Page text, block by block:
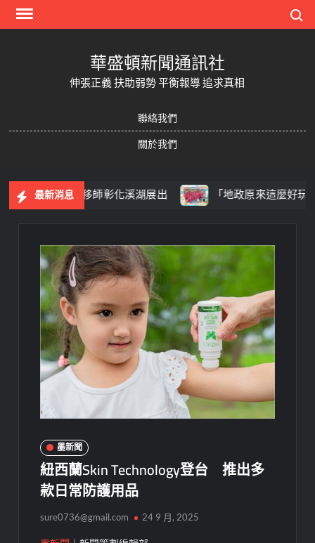
Skip
華盛頓新聞通訊社
伸張正義 扶助弱勢 平衡報導 追求真相
聯絡我們
關於我們
最新消息
展」跨域移師彰化溪湖展出 「地政原來這麼好玩！」
墨新聞
紐西蘭Skin Technology登台 推出多
款日常防護用品
sure0736@gmail.com 24 9 月, 2025